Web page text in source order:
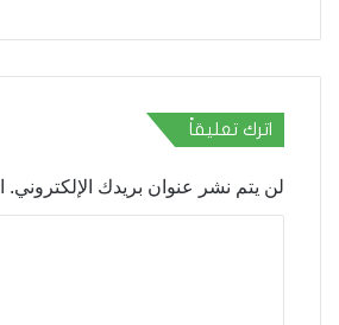
اترك تعليقاً
لن يتم نشر عنوان بريدك الإلكتروني.